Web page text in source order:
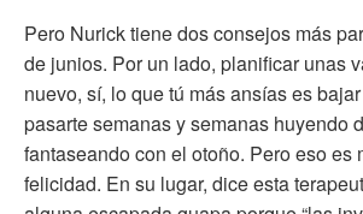
Pero Nurick tiene dos consejos más
de junios. Por un lado, planificar unas
nuevo, sí, lo que tú más ansías es
pasarte semanas y semanas huyendo
fantaseando con el otoño. Pero eso es
felicidad. En su lugar, dice esta